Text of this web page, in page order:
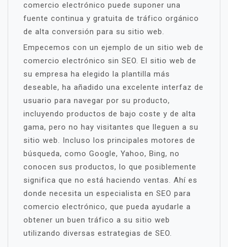
comercio electrónico puede suponer una
fuente continua y gratuita de tráfico orgánico
de alta conversión para su sitio web.
Empecemos con un ejemplo de un sitio web de
comercio electrónico sin SEO. El sitio web de
su empresa ha elegido la plantilla más
deseable, ha añadido una excelente interfaz de
usuario para navegar por su producto,
incluyendo productos de bajo coste y de alta
gama, pero no hay visitantes que lleguen a su
sitio web. Incluso los principales motores de
búsqueda, como Google, Yahoo, Bing, no
conocen sus productos, lo que posiblemente
significa que no está haciendo ventas. Ahí es
donde necesita un especialista en SEO para
comercio electrónico, que pueda ayudarle a
obtener un buen tráfico a su sitio web
utilizando diversas estrategias de SEO.